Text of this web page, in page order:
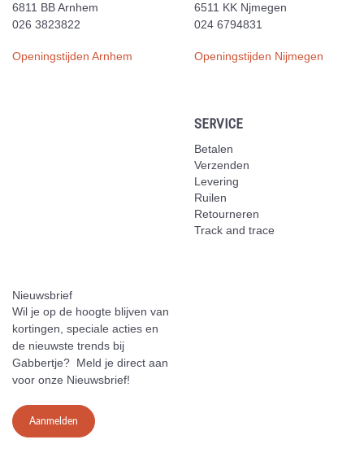
6811 BB Arnhem
026 3823822
Openingstijden Arnhem
6511 KK Njmegen
024 6794831
Openingstijden Nijmegen
SERVICE
Betalen
Verzenden
Levering
Ruilen
Retourneren
Track and trace
Nieuwsbrief
Wil je op de hoogte blijven van
kortingen, speciale acties en
de nieuwste trends bij
Gabbertje? Meld je direct aan
voor onze Nieuwsbrief!
Aanmelden